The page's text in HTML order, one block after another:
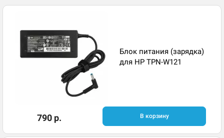
Блок питания (зарядка)
для HP TPN-W121
790 р. В корзину